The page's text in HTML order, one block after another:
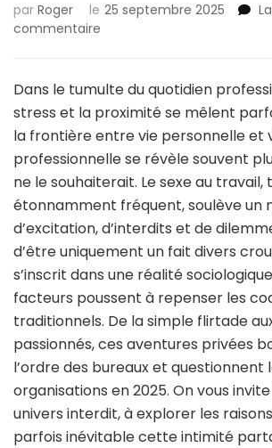
par Roger le 25 septembre 2025
commentaire
au
travail
:
une
réalité
parfois
inévitable
Dans le tumulte du quotidien
stress et la proximité se mêlent
la frontière entre vie personnelle et
professionnelle se révèle souvent
ne le souhaiterait. Le sexe au travail,
étonnamment fréquent, soulève un
d’excitation, d’interdits et de
d’être uniquement un fait divers
s’inscrit dans une réalité
facteurs poussent à repenser les
traditionnels. De la simple flirtade
passionnés, ces aventures privées
l’ordre des bureaux et questionnent
organisations en 2025. On vous
univers interdit, à explorer les
parfois inévitable cette intimité